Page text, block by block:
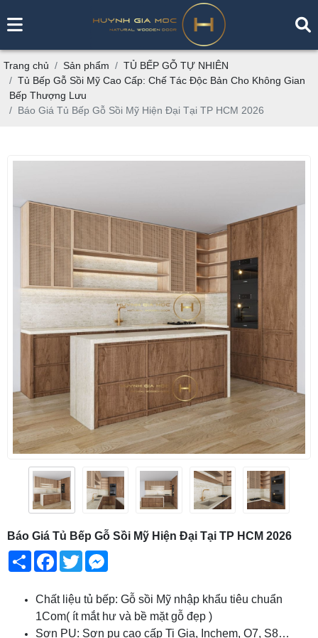
Trang chủ Sản phẩm
TỦ BẾP GỖ TỰ NHIÊN
Tủ Bếp Gỗ Sồi Mỹ Cao Cấp: Chế Tác Độc Bản Cho Không Gian
Bếp Thượng Lưu
Báo Giá Tủ Bếp Gỗ Sồi Mỹ Hiện Đại Tại TP HCM 2026
Báo Giá Tủ Bếp Gỗ Sồi Mỹ Hiện Đại Tại TP HCM 2026
Share Facebook
Twitter
Chất liệu tủ bếp: Gỗ sồi Mỹ nhập khẩu tiêu chuẩn
1Com( ít mắt hư và bề mặt gỗ đẹp )
Sơn PU: Sơn pu cao cấp Ti Gia, Inchem, O7, S8…